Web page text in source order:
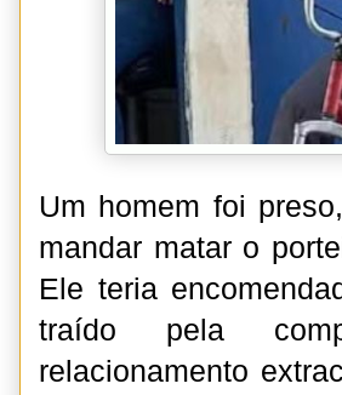
Um homem foi
mandar matar o
Ele teria
traído pela
relacionamento